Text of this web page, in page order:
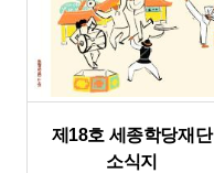
제18호 세종학당재단
소식지